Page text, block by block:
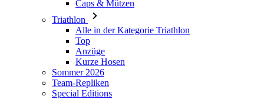
Kurze Hosen
Sommer 2026
Team-Repliken
Special Editions
Ausverkauf
Geschenkgutscheine
Kinder
Alle in der Kategorie Kinder